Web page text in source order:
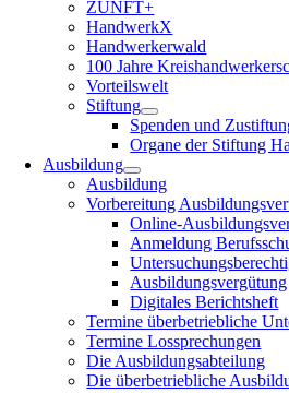
ZUNFT+
HandwerkX
Handwerkerwald
100 Jahre
Vorteilswelt
Stiftung
Spenden und
Organe der Stiftung
Ausbildung
Ausbildung
Vorbereitung
Online-
Anmeldung
Ausbildungsvergütung
Digitales Berichtsheft
Termine überbetriebliche
Termine Lossprechungen
Die Ausbildungsabteilung
Die überbetriebliche